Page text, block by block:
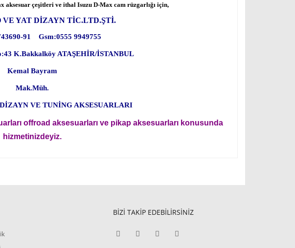
aksesuar çeşitleri ve ithal Isuzu D-Max cam rüzgarlığı için,
VE YAT DİZAYN TİC.LTD.ŞTİ.
91 Gsm:0555 9949755
K.Bakkalköy ATAŞEHİR/İSTANBUL
Kemal Bayram
Mak.Müh.
VE TUNİNG AKSESUARLARI
offroad aksesuarları ve pikap aksesuarları konusunda
hizmetinizdeyiz.
BİZİ TAKİP EDEBİLİRSİNİZ